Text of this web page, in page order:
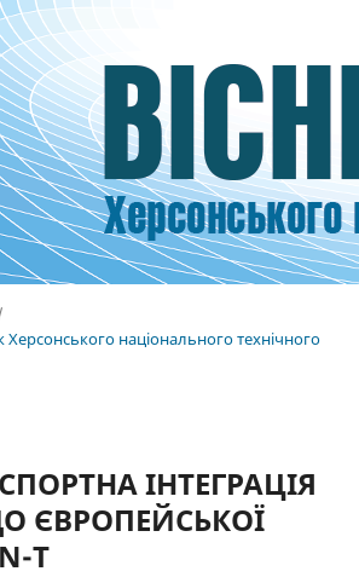
національного технічного
ІНТЕГРАЦІЯ
ЄВРОПЕЙСЬКОЇ
T